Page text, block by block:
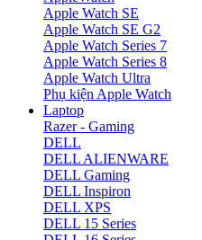
Apple Watch SE
Apple Watch SE G2
Apple Watch Series 7
Apple Watch Series 8
Apple Watch Ultra
Phụ kiện Apple Watch
Laptop
Razer - Gaming
DELL
DELL ALIENWARE
DELL Gaming
DELL Inspiron
DELL XPS
DELL 15 Series